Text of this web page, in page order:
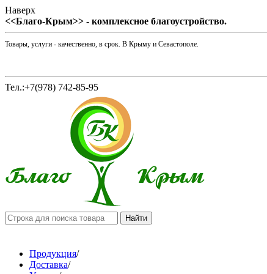
Наверх
<<Благо-Крым>> - комплексное благоустройство.
Товары, услуги - качественно, в срок. В Крыму и Севастополе.
Тел.:+7(978) 742-85-95
Продукция/
Доставка/